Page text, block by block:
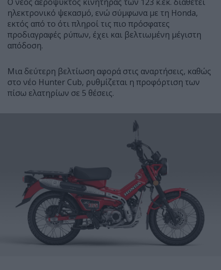
ηλεκτρονικό ψεκασμό, ενώ σύμφωνα με τη Honda,
εκτός από το ότι πληροί τις πιο πρόσφατες
προδιαγραφές ρύπων, έχει και βελτιωμένη μέγιστη
απόδοση.
Μια δεύτερη βελτίωση αφορά στις αναρτήσεις, καθώς
στο νέο Hunter Cub, ρυθμίζεται η προφόρτιση των
πίσω ελατηρίων σε 5 θέσεις.